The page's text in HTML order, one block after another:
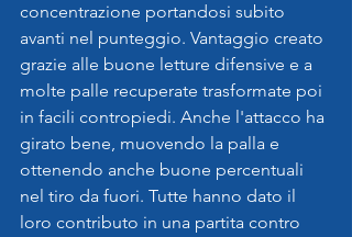
concentrazione portandosi subito
avanti nel punteggio. Vantaggio creato
grazie alle buone letture difensive e a
molte palle recuperate trasformate poi
in facili contropiedi. Anche l'attacco ha
girato bene, muovendo la palla e
ottenendo anche buone percentuali
nel tiro da fuori. Tutte hanno dato il
loro contributo in una partita contro